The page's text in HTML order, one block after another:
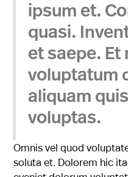
ipsum et.
quasi.
et saepe. Et
voluptatum
aliquam
voluptas.
Omnis vel quod
soluta et. Dolorem hic